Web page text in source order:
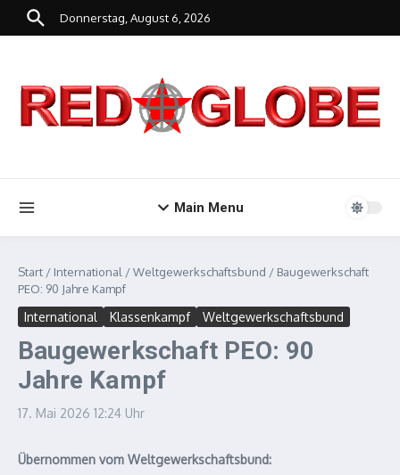
Zum Inhalt springen
Donnerstag, August 6, 2026
Main Menu
Start / International /Weltgewerkschaftsbund / Baugewerkschaft
PEO: 90 Jahre Kampf
International Klassenkampf Weltgewerkschaftsbund
Baugewerkschaft PEO: 90
Jahre Kampf
17. Mai 2026 12:24 Uhr
Übernommen vom Weltgewerkschaftsbund: